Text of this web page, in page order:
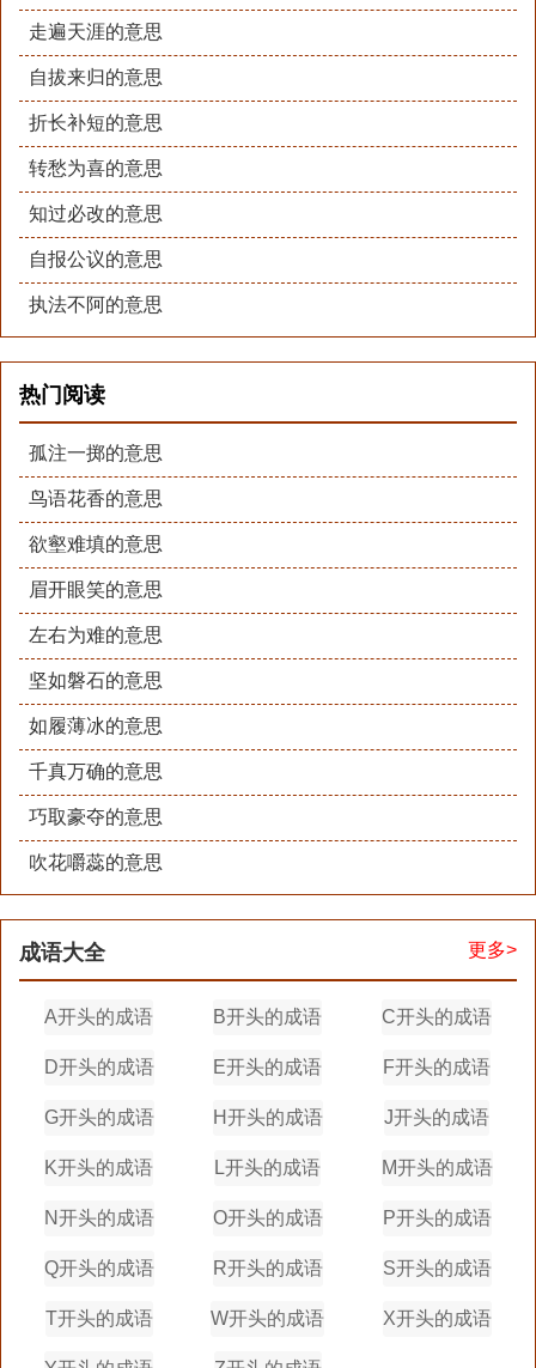
走遍天涯的意思
自拔来归的意思
折长补短的意思
转愁为喜的意思
知过必改的意思
自报公议的意思
执法不阿的意思
热门阅读
孤注一掷的意思
鸟语花香的意思
欲壑难填的意思
眉开眼笑的意思
左右为难的意思
坚如磐石的意思
如履薄冰的意思
千真万确的意思
巧取豪夺的意思
吹花嚼蕊的意思
成语大全 更多>
A开头的成语 B开头的成语 C开头的成语
D开头的成语 E开头的成语 F开头的成语
G开头的成语 H开头的成语 J开头的成语
K开头的成语 L开头的成语 M开头的成语
N开头的成语 O开头的成语 P开头的成语
Q开头的成语 R开头的成语 S开头的成语
T开头的成语 W开头的成语 X开头的成语